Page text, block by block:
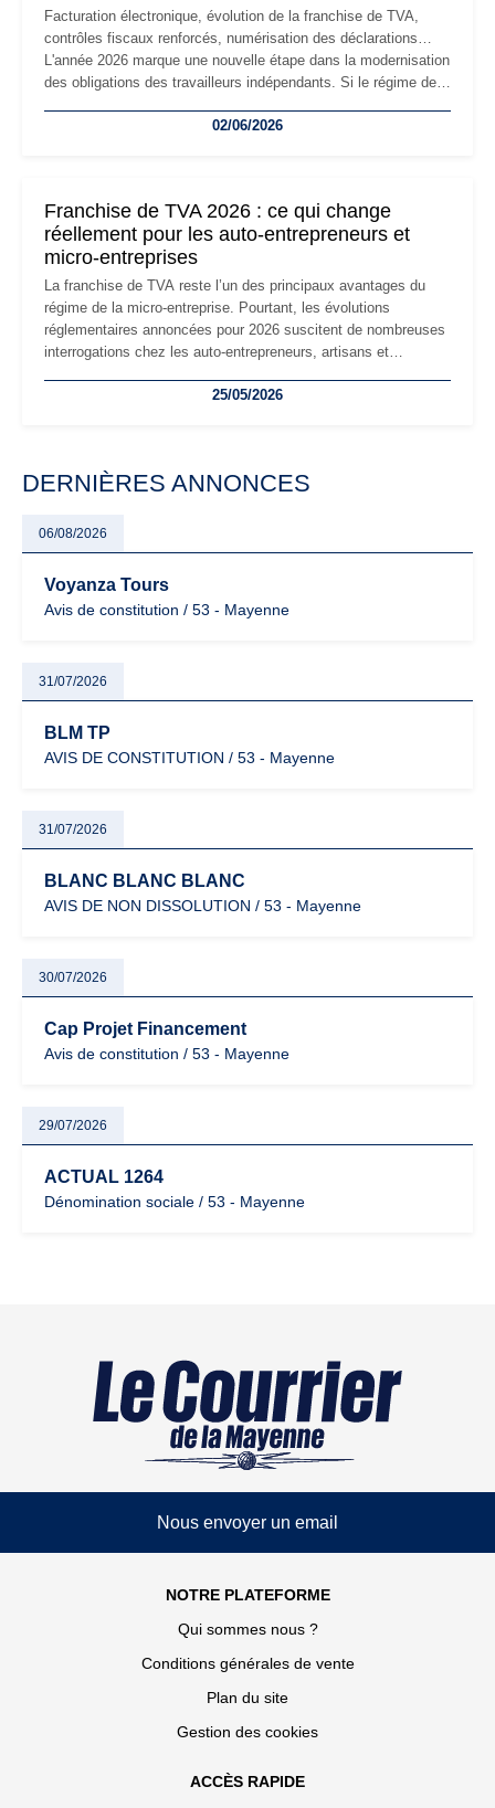
Facturation électronique, évolution de la franchise de TVA,
contrôles fiscaux renforcés, numérisation des déclarations…
L'année 2026 marque une nouvelle étape dans la modernisation
des obligations des travailleurs indépendants. Si le régime de
les auto-entrepreneurs devront s'adapter à un environnement
02/06/2026
Franchise de TVA 2026 : ce qui change
réellement pour les auto-entrepreneurs et
micro-entreprises
La franchise de TVA reste l’un des principaux avantages du
régime de la micro-entreprise. Pourtant, les évolutions
réglementaires annoncées pour 2026 suscitent de nombreuses
interrogations chez les auto-entrepreneurs, artisans et
facturation ou risque de bascule vers la TVA : les règles
25/05/2026
DERNIÈRES ANNONCES
06/08/2026
Voyanza Tours
Avis de constitution / 53 - Mayenne
31/07/2026
BLM TP
AVIS DE CONSTITUTION / 53 - Mayenne
31/07/2026
BLANC BLANC BLANC
AVIS DE NON DISSOLUTION / 53 - Mayenne
30/07/2026
Cap Projet Financement
Avis de constitution / 53 - Mayenne
29/07/2026
ACTUAL 1264
Dénomination sociale / 53 - Mayenne
Nous envoyer un email
NOTRE PLATEFORME
Qui sommes nous ?
Conditions générales de vente
Plan du site
Gestion des cookies
ACCÈS RAPIDE